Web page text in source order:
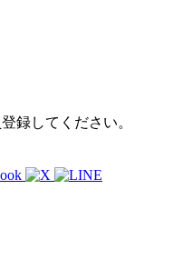
録してください。